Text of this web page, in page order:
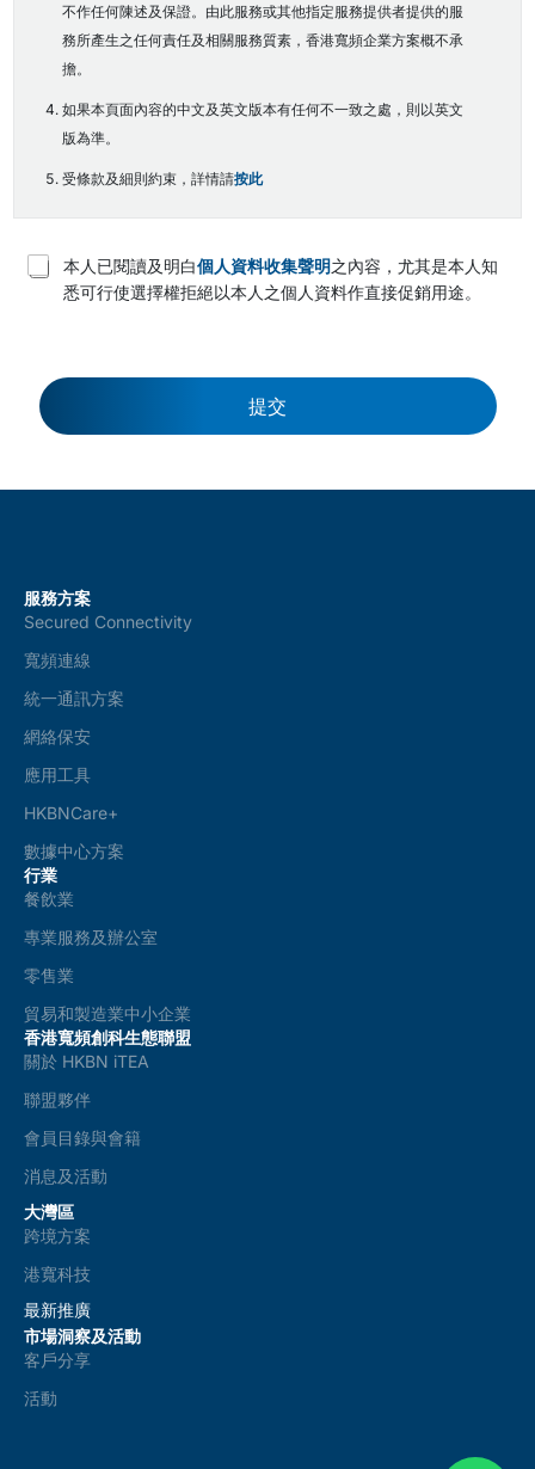
不作任何陳述及保證。由此服務或其他指定服務提供者提供的服
務所產生之任何責任及相關服務質素，香港寬頻企業方案概不承
擔。
如果本頁面內容的中文及英文版本有任何不一致之處，則以英文
版為準。
受條款及細則約束，詳情請按此
T
e
d
n
s
本人已閱讀及明白個人資料收集聲明之內容，尤其是本人知
悉可行使選擇權拒絕以本人之個人資料作直接促銷用途。
提交
服務方案
Secured Connectivity
寬頻連線
統一通訊方案
網絡保安
應用工具
HKBNCare+
數據中心方案
行業
餐飲業
專業服務及辦公室
零售業
貿易和製造業中小企業
香港寬頻創科生態聯盟
關於 HKBN iTEA
聯盟夥伴
會員目錄與會籍
消息及活動
大灣區
跨境方案
港寬科技
最新推廣
市場洞察及活動
客戶分享
活動